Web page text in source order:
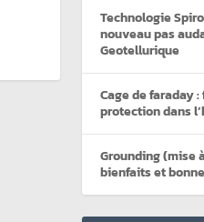
Technologie
nouveau pas
Geotellurique
Cage de faraday
protection dans
Grounding (mise
bienfaits et